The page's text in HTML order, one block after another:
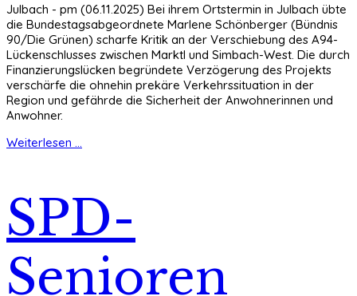
Julbach - pm (06.11.2025) Bei ihrem Ortstermin in Julbach übte
die Bundestagsabgeordnete Marlene Schönberger (Bündnis
90/Die Grünen) scharfe Kritik an der Verschiebung des A94-
Lückenschlusses zwischen Marktl und Simbach-West. Die durch
Finanzierungslücken begründete Verzögerung des Projekts
verschärfe die ohnehin prekäre Verkehrssituation in der
Region und gefährde die Sicherheit der Anwohnerinnen und
Anwohner.
Weiterlesen ...
SPD-
Senioren